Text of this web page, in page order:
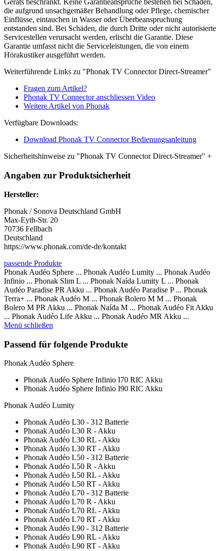
Geräts beschränkt. Keine Garantieansprüche bestehen bei Schäden,
die aufgrund unsachgemäßer Behandlung oder Pflege, chemischer
Einflüsse, eintauchen in Wasser oder Überbeanspruchung
entstanden sind. Bei Schäden, die durch Dritte oder nicht autorisierte
Servicestellen verursacht werden, erlischt die Garantie. Diese
Garantie umfasst nicht die Serviceleistungen, die von einem
Hörakustiker ausgeführt werden.
Weiterführende Links zu "Phonak TV Connector Direct-Streamer"
Fragen zum Artikel?
Phonak TV Connector anschliessen Video
Weitere Artikel von Phonak
Verfügbare Downloads:
Download Phonak TV Connector Bedienungsanleitung
Sicherheitshinweise zu "Phonak TV Connector Direct-Streamer" +
Angaben zur Produktsicherheit
Hersteller:
Phonak / Sonova Deutschland GmbH
Max-Eyth-Str. 20
70736 Fellbach
Deutschland
https://www.phonak.com/de-de/kontakt
passende Produkte
Phonak Audéo Sphere ... Phonak Audéo Lumity ... Phonak Audéo
Infinio ... Phonak Slim L ... Phonak Naída Lumity L ... Phonak
Audéo Paradise PR Akku ... Phonak Audéo Paradise P ... Phonak
Terra+ ... Phonak Audéo M ... Phonak Bolero M M ... Phonak
Bolero M PR Akku ... Phonak Naída M ... Phonak Audéo Fit Akku
... Phonak Audéo Life Akku ... Phonak Audéo MR Akku ...
Menü schließen
Passend für folgende Produkte
Phonak Audéo Sphere
Phonak Audéo Sphere Infinio I70 RIC Akku
Phonak Audéo Sphere Infinio I90 RIC Akku
Phonak Audéo Lumity
Phonak Audéo L30 - 312 Batterie
Phonak Audéo L30 R - Akku
Phonak Audéo L30 RL - Akku
Phonak Audéo L30 RT - Akku
Phonak Audéo L50 - 312 Batterie
Phonak Audéo L50 R - Akku
Phonak Audéo L50 RL - Akku
Phonak Audéo L50 RT - Akku
Phonak Audéo L70 - 312 Batterie
Phonak Audéo L70 R - Akku
Phonak Audéo L70 RL - Akku
Phonak Audéo L70 RT - Akku
Phonak Audéo L90 - 312 Batterie
Phonak Audéo L90 RL - Akku
Phonak Audéo L90 RT - Akku